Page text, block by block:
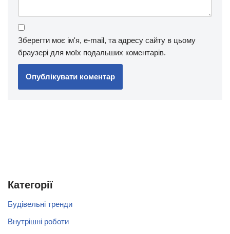
Зберегти моє ім'я, e-mail, та адресу сайту в цьому
браузері для моїх подальших коментарів.
Категорії
Будівельні тренди
Внутрішні роботи